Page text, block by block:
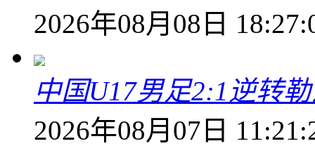
2026年08月08日
中国U17男足2:1逆转
2026年08月07日